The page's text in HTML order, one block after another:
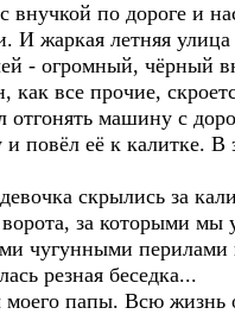
по дороге и
И жаркая летняя
- огромный, чёрный
как все прочие,
отгонять машину с
и повёл её к калитке.
скрылись за
за которыми
чугунными перилами
резная беседка...
папы. Всю жизнь